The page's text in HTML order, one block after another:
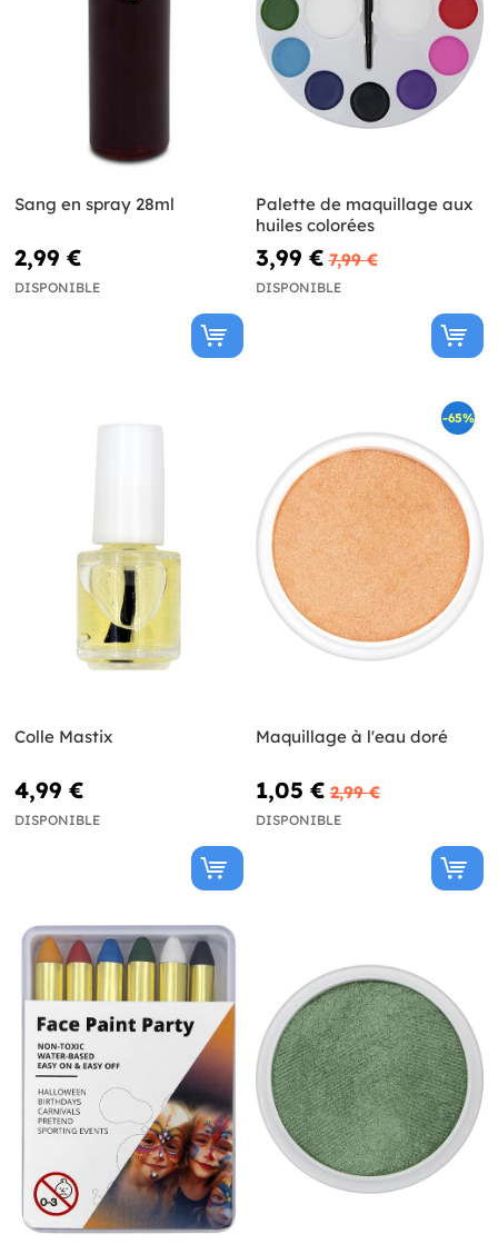
Sang en spray 28ml
2,99 €
DISPONIBLE
Palette de maquillage aux
huiles colorées
3,99 € 7,99 €
DISPONIBLE
Colle Mastix
4,99 €
DISPONIBLE
-65%
Maquillage à l'eau doré
1,05 € 2,99 €
DISPONIBLE